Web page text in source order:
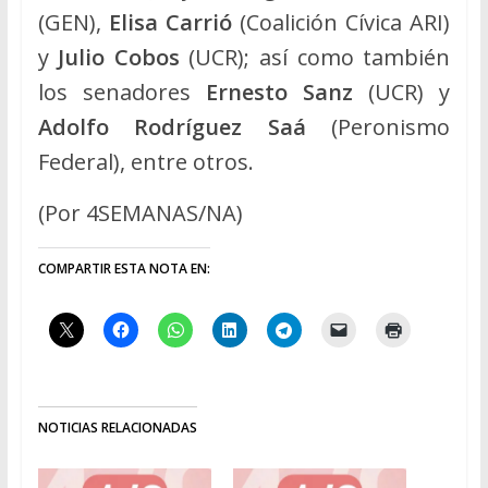
(GEN), Elisa Carrió (Coalición Cívica ARI)
y Julio Cobos (UCR); así como también
los senadores Ernesto Sanz (UCR) y
Adolfo Rodríguez Saá (Peronismo
Federal), entre otros.
(Por 4SEMANAS/NA)
COMPARTIR ESTA NOTA EN:
NOTICIAS RELACIONADAS